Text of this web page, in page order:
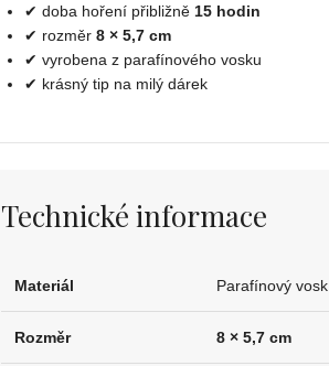
✔ doba hoření přibližně 15 hodin
✔ rozměr 8 × 5,7 cm
✔ vyrobena z parafínového vosku
✔ krásný tip na milý dárek
Technické informace
Materiál Parafínový vosk
Rozměr 8 × 5,7 cm